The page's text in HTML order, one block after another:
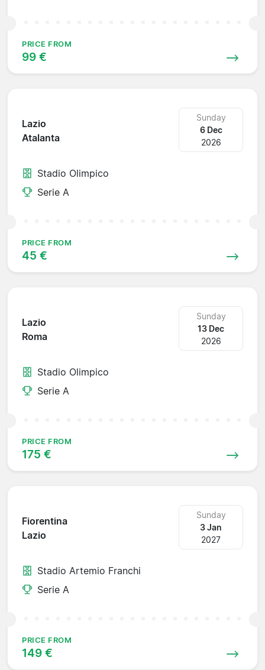
PRICE FROM
99 €
Lazio
Atalanta
Sunday
6 Dec
2026
Stadio Olimpico
Serie A
PRICE FROM
45 €
Lazio
Roma
Sunday
13 Dec
2026
Stadio Olimpico
Serie A
PRICE FROM
175 €
Fiorentina
Lazio
Sunday
3 Jan
2027
Stadio Artemio Franchi
Serie A
PRICE FROM
149 €